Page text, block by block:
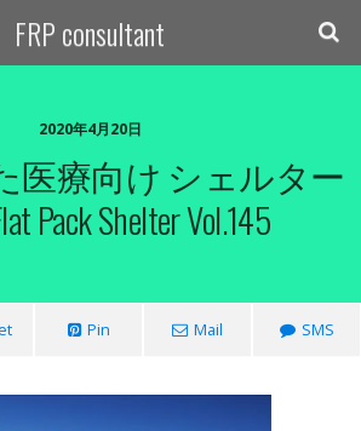
FRP consultant
2020年4月20日
医療向け シェルター
Pack Shelter Vol.145
Pin Mail SMS